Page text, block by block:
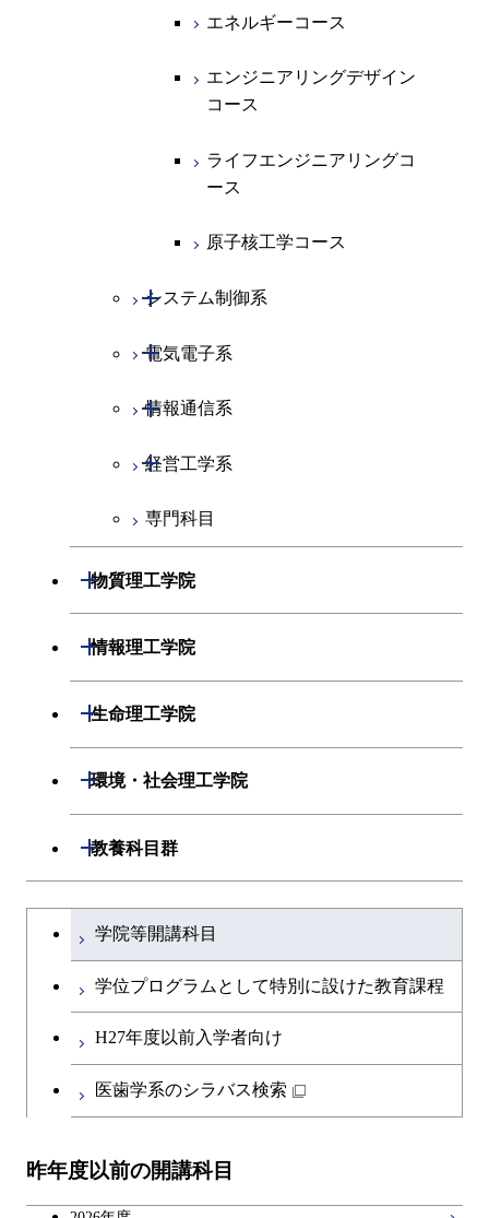
化学コース
エネルギーコース
地球惑星科学コース
エネルギーコース
エンジニアリングデザイン
コース
ライフエンジニアリングコ
ース
原子核工学コース
システム制御系
開閉
システム制御コース
エンジニアリングデザイン
電気電子系
開閉
電気電子コース
エネルギーコース
ライフエンジニアリングコ
ース
情報通信系
開閉
情報通信コース
エンジニアリングデザイン
コース
経営工学系
開閉
経営工学コース
専門科目
物質理工学院
開閉
材料系
開閉
エネルギーコース
応用化学コース
原子核工学コース
専門科目
情報理工学院
開閉
数理・計算科学系
開閉
知能情報コース
情報工学コース
知能情報コース
専門科目
生命理工学院
開閉
生命理工学系
開閉
ライフエンジニアリングコ
ース
環境・社会理工学院
開閉
建築学系
開閉
コース
都市・環境学コース
エンジニアリングデザイン
コース
都市・環境学コース
開閉
地球環境共創コース
エネルギーコース
エンジニアリングデザイン
社会・人間科学系
社会・人間科学コース
イノベーション科学系
イノベーション科学コース
技術経営専門職学位課程
開閉
技術経営専門職学位課程
専門科目
教養科目群
開閉
文系教養科目
英語科目
第二外国語科目
キャリア科目
大学院課程を切り替える
学院等開講科目
学位プログラムとして特別に設けた教育課程
H27年度以前入学者向け
医歯学系のシラバス検索
昨年度以前の開講科目